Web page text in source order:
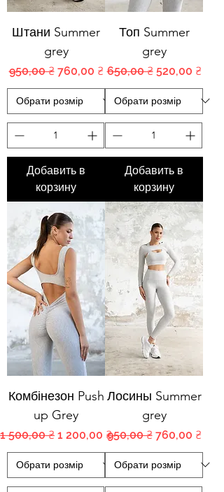
Штани Summer
grey
Обычная цена
950,00 ₴ Цена со скидкой
760,00 ₴
Добавить в
корзину
Топ Summer
grey
Обычная цена
650,00 ₴ Цена со
520,00 ₴
Добавить в
корзину
Комбінезон Push
up Grey
Обычная цена
1 500,00 ₴ Цена со скидкой
1 200,00 ₴
Лосины Summer
grey
Обычная цена
950,00 ₴ Цена со
760,00 ₴